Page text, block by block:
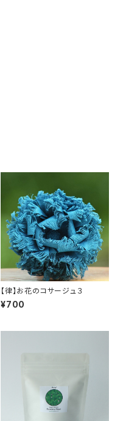
【律】お花のコサージュ３
¥700